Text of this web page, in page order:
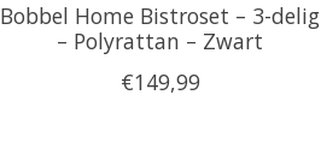
Bobbel Home Bistroset – 3-delig
– Polyrattan – Zwart
€149,99